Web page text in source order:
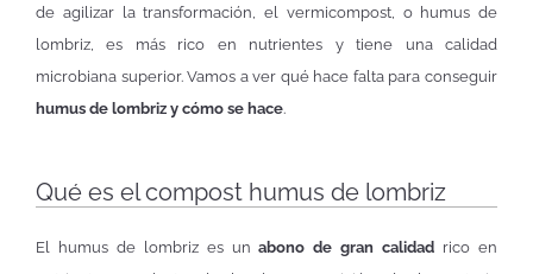
de agilizar la transformación, el vermicompost, o humus de
lombriz, es más rico en nutrientes y tiene una calidad
microbiana superior. Vamos a ver qué hace falta para conseguir
humus de lombriz y cómo se hace.
Qué es el compost humus de lombriz
El humus de lombriz es unabono de gran calidad rico en